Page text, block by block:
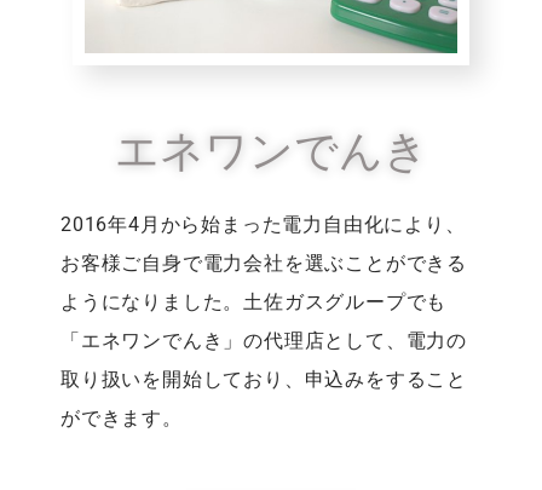
エネワンでんき
2016年4月から始まった電力自由化により、
お客様ご自身で電力会社を選ぶことができる
ようになりました。土佐ガスグループでも
「エネワンでんき」の代理店として、電力の
取り扱いを開始しており、申込みをすること
ができます。